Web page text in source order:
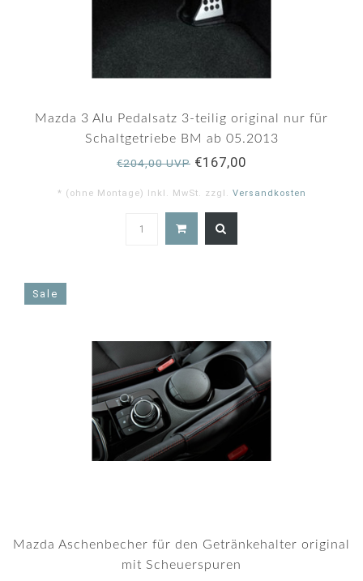
Mazda 3 Alu Pedalsatz 3-teilig original nur für
Schaltgetriebe BM ab 05.2013
€204,00 UVP €167,00
* (ohne Montage) Inkl. MwSt. zzgl. Versandkosten
Sale
Mazda Aschenbecher für den Getränkehalter original
mit Scheuerspuren